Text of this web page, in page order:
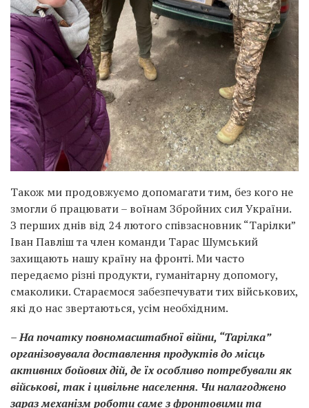
Також ми продовжуємо допомагати тим, без кого не
змогли б працювати – воїнам Збройних сил України.
З перших днів від 24 лютого співзасновник “Тарілки”
Іван Павліш та член команди Тарас Шумський
захищають нашу країну на фронті. Ми часто
передаємо різні продукти, гуманітарну допомогу,
смаколики. Стараємося забезпечувати тих військових,
які до нас звертаються, усім необхідним.
– На початку повномасштабної війни, “Тарілка”
організовувала доставлення продуктів до місць
активних бойових дій, де їх особливо потребували як
військові, так і цивільне населення. Чи налагоджено
зараз механізм роботи саме з фронтовими та